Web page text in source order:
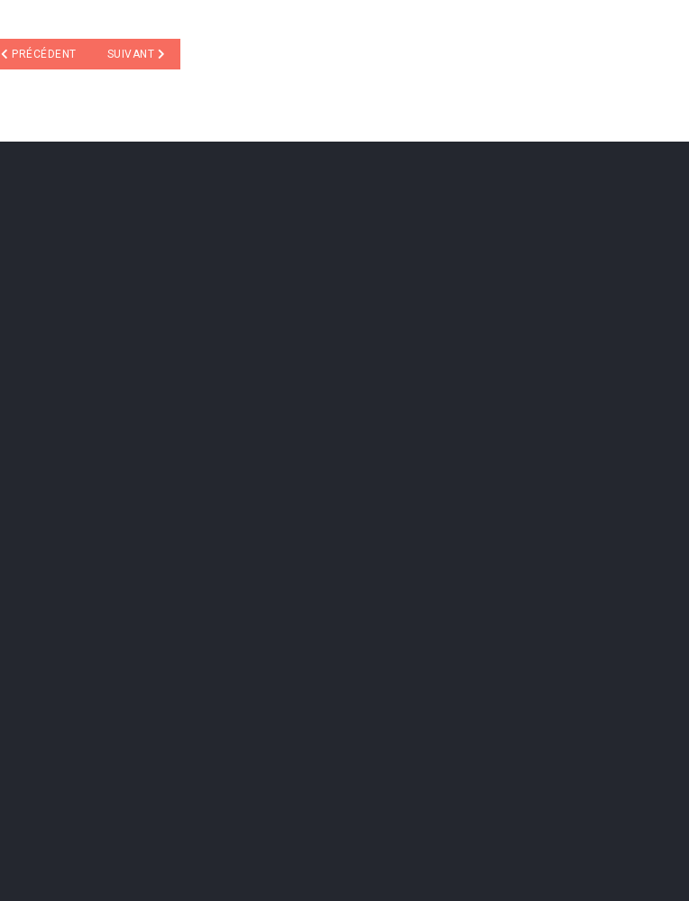
ARTICLE PRÉCÉDENT : REVUE DE PRESSE - UN QUOTIDIEN SOUS INFLUENCE
PRÉCÉDENT ARTICLE SUIVANT : REVUE DE PRESSE - PEUT-ON RESTER CONNECTÉ ?
SUIVANT